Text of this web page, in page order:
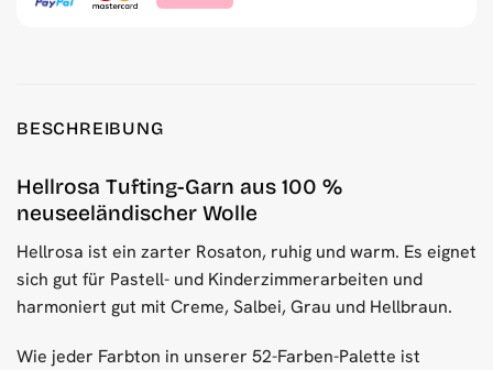
BESCHREIBUNG
Hellrosa Tufting-Garn aus 100 %
neuseeländischer Wolle
Hellrosa ist ein zarter Rosaton, ruhig und warm. Es eignet
sich gut für Pastell- und Kinderzimmerarbeiten und
harmoniert gut mit Creme, Salbei, Grau und Hellbraun.
Wie jeder Farbton in unserer 52-Farben-Palette ist